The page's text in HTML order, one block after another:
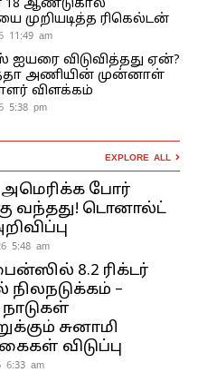
18 ஆண்டுகால
முறியடித்த ரிகெல்டன்
11:49 am
விடுவித்தது ஏன்?
அணியின் முன்னாள்
விளக்கம்
5:38 pm
EXPLORE ALL
அமெரிக்க போர்
வந்தது! டொனால்ட்
5:48 am
8.2 ரிக்டர்
–
சுனாமி
விடுப்பு
6:33 am